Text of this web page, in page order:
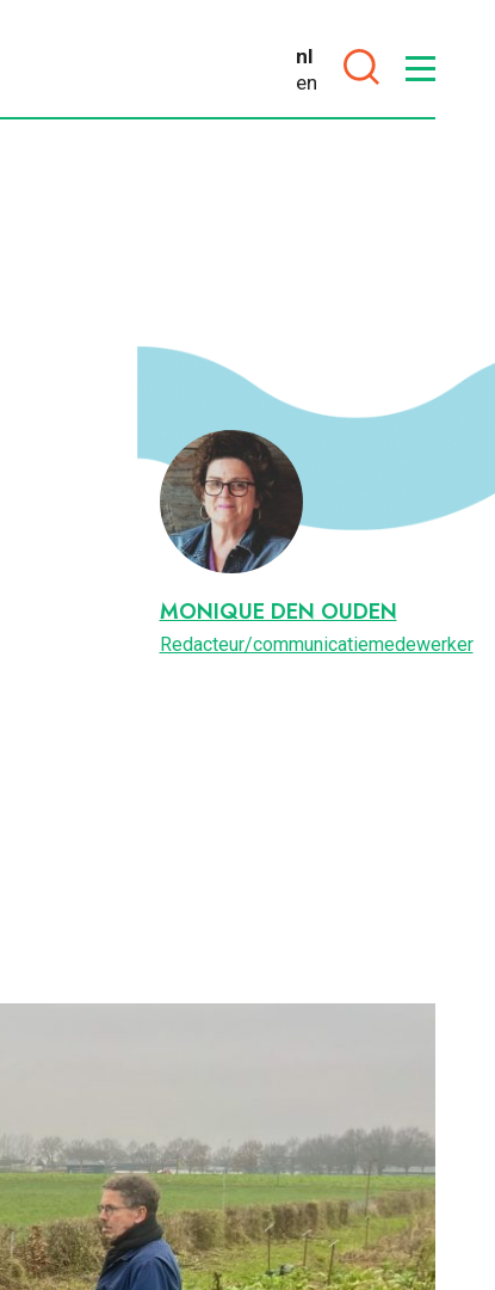
nl
en
MONIQUE DEN OUDEN
Redacteur/communicatiemedewerker